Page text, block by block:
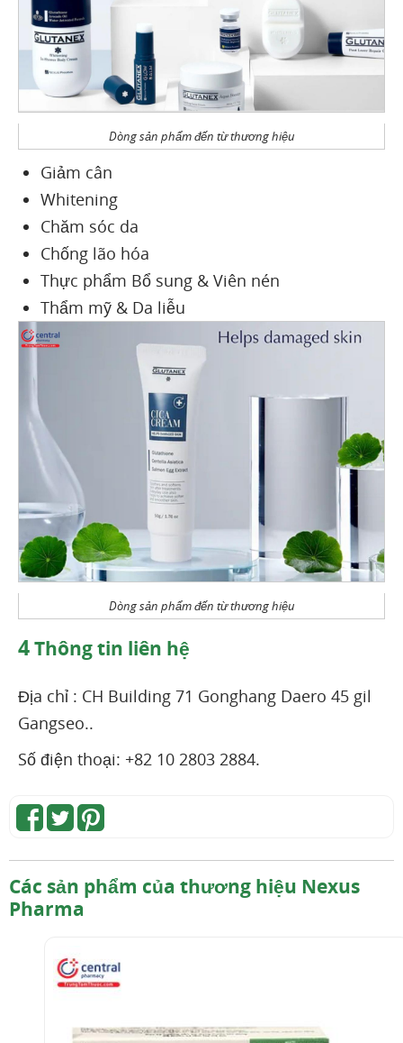
Dòng sản phẩm đến từ thương hiệu
Giảm cân
Whitening
Chăm sóc da
Chống lão hóa
Thực phẩm Bổ sung & Viên nén
Thẩm mỹ & Da liễu
Dòng sản phẩm đến từ thương hiệu
4Thông tin liên hệ
Địa chỉ : CH Building 71 Gonghang Daero 45 gil
Gangseo..
Số điện thoại: +82 10 2803 2884.
Các sản phẩm của thương hiệu Nexus
Pharma